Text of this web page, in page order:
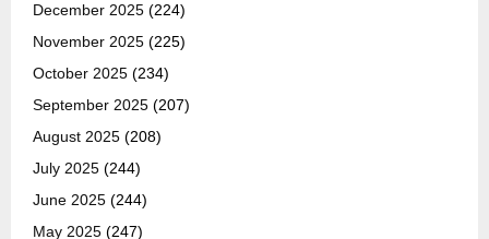
December 2025 (224)
November 2025 (225)
October 2025 (234)
September 2025 (207)
August 2025 (208)
July 2025 (244)
June 2025 (244)
May 2025 (247)